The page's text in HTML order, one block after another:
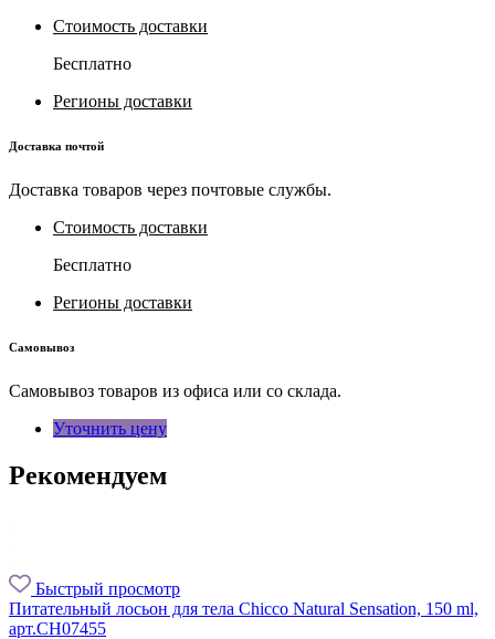
Стоимость доставки
Бесплатно
Регионы доставки
Доставка почтой
Доставка товаров через почтовые службы.
Стоимость доставки
Бесплатно
Регионы доставки
Самовывоз
Самовывоз товаров из офиса или со склада.
Уточнить цену
Рекомендуем
Быстрый просмотр
Питательный лосьон для тела Chicco Natural Sensation, 150 ml,
арт.CH07455